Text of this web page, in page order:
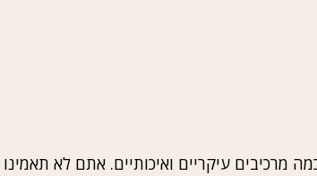
מרכיבים עיקריים ואיכותיים. אתם לא תאמינו